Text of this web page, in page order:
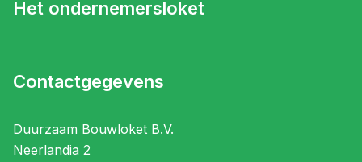
Het ondernemersloket
Contactgegevens
Duurzaam Bouwloket B.V.
Neerlandia 2